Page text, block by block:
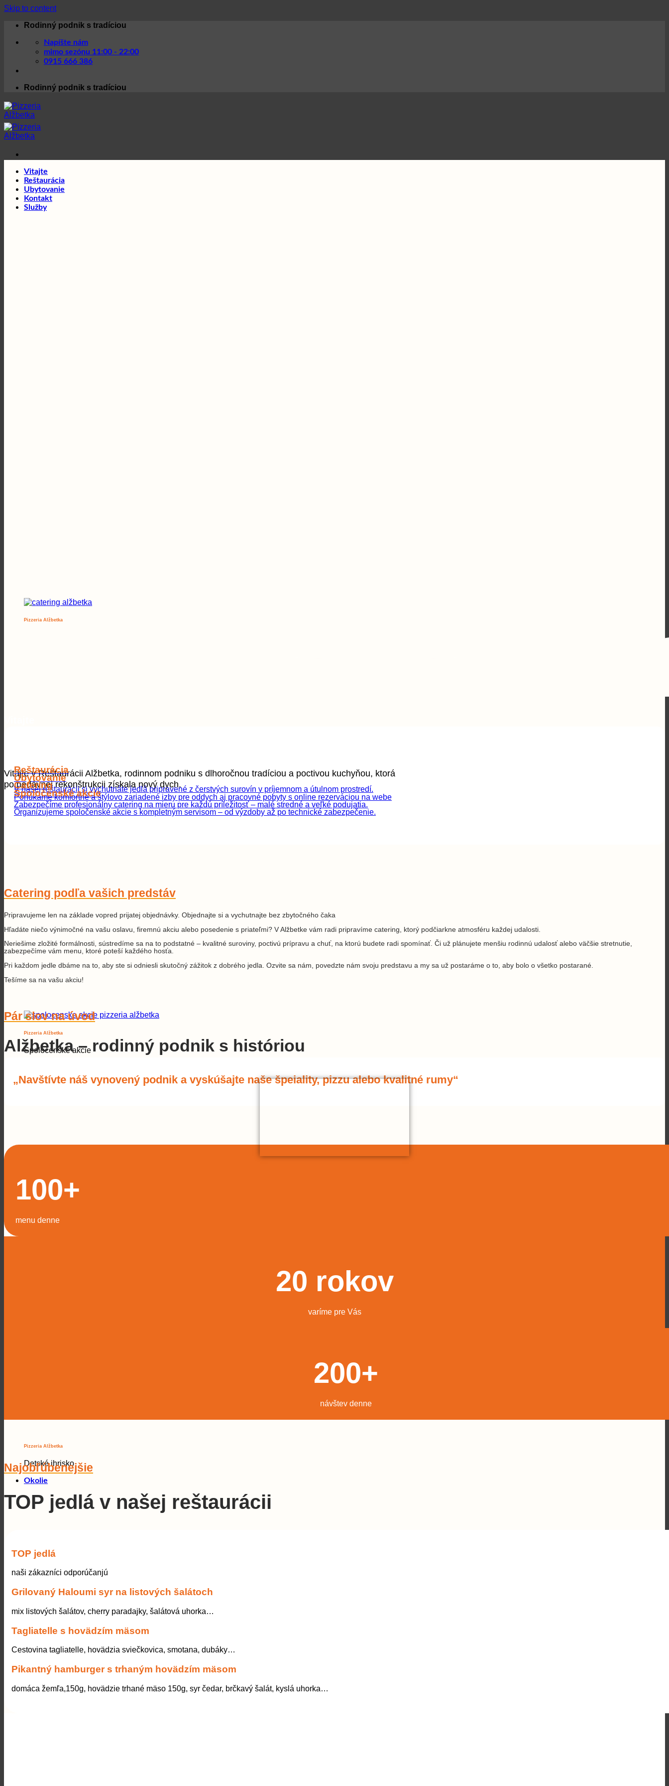
Skip to content
Rodinný podnik s tradíciou
Napíšte nám
mimo sezónu 11:00 - 22:00
0915 666 386
Rodinný podnik s tradíciou
Vitajte
Reštaurácia
Ubytovanie
Kontakt
Služby
Pizzeria Alžbetka
Pizzeria Alžbetka
Spoločenské akcie
Pizzeria Alžbetka
Detské ihrisko
Okolie
Vitajte v Reštaurácii Alžbetka, rodinnom podniku s dlhoročnou tradíciou a poctivou kuchyňou, ktorá
po nedávnej rekonštrukcii získala nový dych.
Reštaurácia
V našej reštaurácii si vychutnáte jedlá pripravené z čerstvých surovín v príjemnom a útulnom prostredí.
Ubytovanie
Ponúkame komfortné a štýlovo zariadené izby pre oddych aj pracovné pobyty s online rezerváciou na webe
Catering
Zabezpečíme profesionálny catering na mieru pre každú príležitosť – malé stredné a veľké podujatia.
Spoločenské akcie
Organizujeme spoločenské akcie s kompletným servisom – od výzdoby až po technické zabezpečenie.
Catering podľa vašich predstáv
Pripravujeme len na základe vopred prijatej objednávky. Objednajte si a vychutnajte bez zbytočného čaka
Hľadáte niečo výnimočné na vašu oslavu, firemnú akciu alebo posedenie s priateľmi? V Alžbetke vám radi pripravíme catering, ktorý podčiarkne atmosféru každej udalosti.
Neriešime zložité formálnosti, sústredíme sa na to podstatné – kvalitné suroviny, poctivú prípravu a chuť, na ktorú budete radi spomínať. Či už plánujete menšiu rodinnú udalosť alebo väčšie stretnutie,
zabezpečíme vám menu, ktoré poteší každého hosťa.
Pri každom jedle dbáme na to, aby ste si odniesli skutočný zážitok z dobrého jedla. Ozvite sa nám, povedzte nám svoju predstavu a my sa už postaráme o to, aby bolo o všetko postarané.
Tešíme sa na vašu akciu!
Pár slov na úvod
Alžbetka – rodinný podnik s históriou
„Navštívte náš vynovený podnik a vyskúšajte naše špeiality, pizzu alebo kvalitné rumy“
100+
menu denne
20 rokov
varíme pre Vás
200+
návštev denne
Najobľúbenejšie
TOP jedlá v našej reštaurácii
TOP jedlá
naši zákazníci odporúčanjú
Grilovaný Haloumi syr na listových šalátoch
mix listových šalátov, cherry paradajky, šalátová uhorka…
Tagliatelle s hovädzím mäsom
Cestovina tagliatelle, hovädzia sviečkovica, smotana, dubáky…
Pikantný hamburger s trhaným hovädzím mäsom
domáca žemľa,150g, hovädzie trhané mäso 150g, syr čedar, brčkavý šalát, kyslá uhorka…